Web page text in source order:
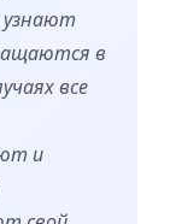
узнают
в
все
и